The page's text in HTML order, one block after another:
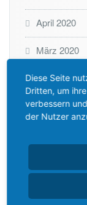
April 2020
März 2020
Januar 2020
Dezember
Diese Seite
Dritten, um
verbessern
der Nutzer